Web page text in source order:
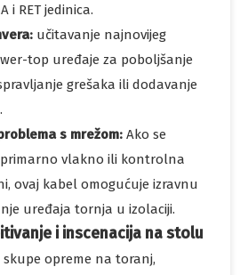
i RET jedinica.
učitavanje najnovijeg
top uređaje za poboljšanje
grešaka ili dodavanje
s mrežom: Ako se
vlakno ili kontrolna
ovaj kabel omogućuje izravnu
uređaja tornja u izolaciji.
i inscenacija na stolu
opreme na toranj,